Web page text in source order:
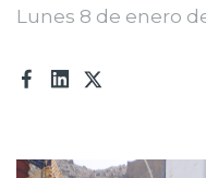
Lunes 8 de enero